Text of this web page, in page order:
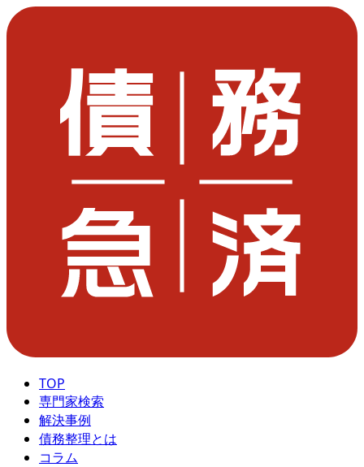
TOP
専門家検索
解決事例
債務整理とは
コラム